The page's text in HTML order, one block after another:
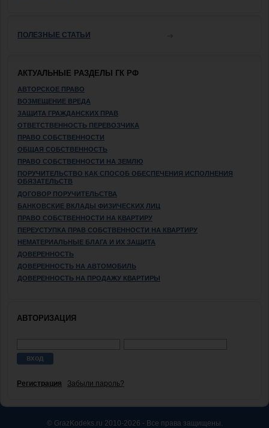
ПОЛЕЗНЫЕ СТАТЬИ
АКТУАЛЬНЫЕ РАЗДЕЛЫ ГК РФ
АВТОРСКОЕ ПРАВО
ВОЗМЕЩЕНИЕ ВРЕДА
ЗАЩИТА ГРАЖДАНСКИХ ПРАВ
ОТВЕТСТВЕННОСТЬ ПЕРЕВОЗЧИКА
ПРАВО СОБСТВЕННОСТИ
ОБЩАЯ СОБСТВЕННОСТЬ
ПРАВО СОБСТВЕННОСТИ НА ЗЕМЛЮ
ПОРУЧИТЕЛЬСТВО КАК СПОСОБ ОБЕСПЕЧЕНИЯ ИСПОЛНЕНИЯ
ОБЯЗАТЕЛЬСТВ
ДОГОВОР ПОРУЧИТЕЛЬСТВА
БАНКОВСКИЕ ВКЛАДЫ ФИЗИЧЕСКИХ ЛИЦ
ПРАВО СОБСТВЕННОСТИ НА КВАРТИРУ
ПЕРЕУСТУПКА ПРАВ СОБСТВЕННОСТИ НА КВАРТИРУ
НЕМАТЕРИАЛЬНЫЕ БЛАГА И ИХ ЗАЩИТА
ДОВЕРЕННОСТЬ
ДОВЕРЕННОСТЬ НА АВТОМОБИЛЬ
ДОВЕРЕННОСТЬ НА ПРОДАЖУ КВАРТИРЫ
АВТОРИЗАЦИЯ
Регистрация Забыли пароль?
© GrazKodeks.ru 2010-2026 - Все права защищены.